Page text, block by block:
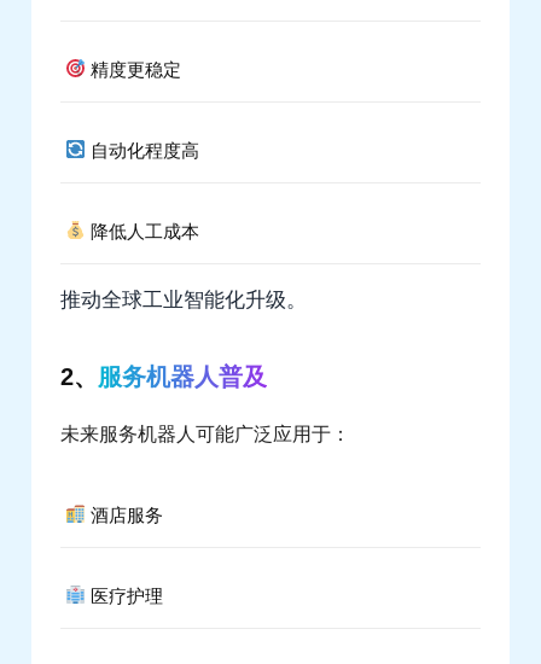
精度更稳定
自动化程度高
降低人工成本
推动全球工业智能化升级。
2、 服务机器人普及
未来服务机器人可能广泛应用于：
酒店服务
医疗护理